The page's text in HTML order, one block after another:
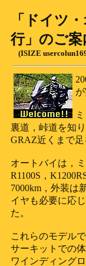
「ドイツ
行」のご案
(ISIZE
が
裏道，峠道を知
GRAZ近くまで足
オートバイは，
R1100S，
7000km，外装は
イヤも必要に応
た。
これらのモデル
サーキットでの
ワインディング